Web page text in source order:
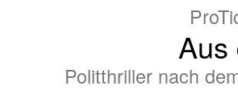
Aus
Politthriller nach